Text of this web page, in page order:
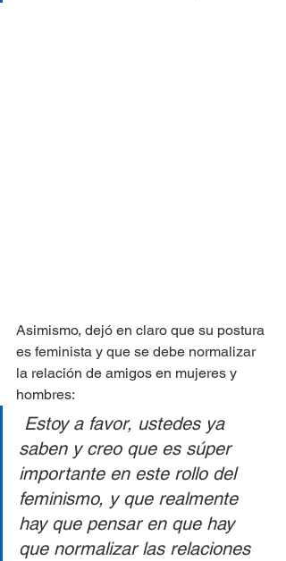
Asimismo, dejó en claro que su postura
es feminista y que se debe normalizar
la relación de amigos en mujeres y
hombres:
saben y creo que es súper
importante en este rollo del
feminismo, y que realmente
hay que pensar en que hay
que normalizar las relaciones